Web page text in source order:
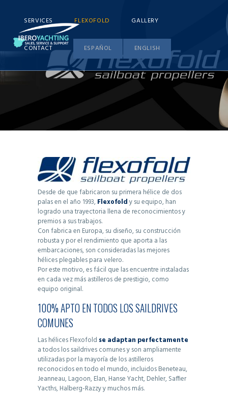
SERVICES FLEXOFOLD GALLERY
CONTACT ESPAÑOL ENGLISH
Desde de que fabricaron su primera hélice de dos
palas en el año 1993,Flexofoldy su equipo, han
logrado una trayectoria llena de reconocimientos y
premios a sus trabajos.
Con fabrica en Europa, su diseño, su construcción
robusta y por el rendimiento que aporta a las
embarcaciones, son consideradas las mejores
hélices plegables para velero.
Por este motivo, es fácil que las encuentre instaladas
en cada vez más astilleros de prestigio, como
equipo original.
100% APTO EN TODOS LOS SAILDRIVES
COMUNES
Las hélices Flexofold se adaptan perfectamente
a todos los saildrives comunes y son ampliamente
utilizadas por la mayoría de los astilleros
reconocidos en todo el mundo, incluidos Beneteau,
Jeanneau, Lagoon, Elan, Hanse Yacht, Dehler, Saffier
Yacths, Halberg-Razzy y muchos más.